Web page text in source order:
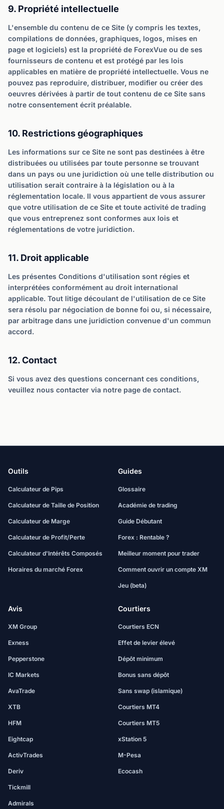
9. Propriété intellectuelle
L'ensemble du contenu de ce Site (y compris les textes,
compilations de données, graphiques, logos, mises en
page et logiciels) est la propriété de ForexVue ou de ses
fournisseurs de contenu et est protégé par les lois
applicables en matière de propriété intellectuelle. Vous ne
pouvez pas reproduire, distribuer, modifier ou créer des
oeuvres dérivées à partir de tout contenu de ce Site sans
notre consentement écrit préalable.
10. Restrictions géographiques
Les informations sur ce Site ne sont pas destinées à être
distribuées ou utilisées par toute personne se trouvant
dans un pays ou une juridiction où une telle distribution ou
utilisation serait contraire à la législation ou à la
réglementation locale. Il vous appartient de vous assurer
que votre utilisation de ce Site et toute activité de trading
que vous entreprenez sont conformes aux lois et
réglementations de votre juridiction.
11. Droit applicable
Les présentes Conditions d'utilisation sont régies et
interprétées conformément au droit international
applicable. Tout litige découlant de l'utilisation de ce Site
sera résolu par négociation de bonne foi ou, si nécessaire,
par arbitrage dans une juridiction convenue d'un commun
accord.
12. Contact
Si vous avez des questions concernant ces conditions,
veuillez nous contacter via notre page de contact.
Outils
Calculateur de Pips
Calculateur de Taille de Position
Calculateur de Marge
Calculateur de Profit/Perte
Calculateur d'Intérêts Composés
Horaires du marché Forex
Guides
Glossaire
Académie de trading
Guide Débutant
Forex : Rentable ?
Meilleur moment pour trader
Comment ouvrir un compte XM
Jeu (beta)
Avis
XM Group
Exness
Pepperstone
IC Markets
AvaTrade
XTB
HFM
Eightcap
ActivTrades
Deriv
Tickmill
Admirals
Courtiers
Courtiers ECN
Effet de levier élevé
Dépôt minimum
Bonus sans dépôt
Sans swap (islamique)
Courtiers MT4
Courtiers MT5
xStation 5
M-Pesa
Ecocash